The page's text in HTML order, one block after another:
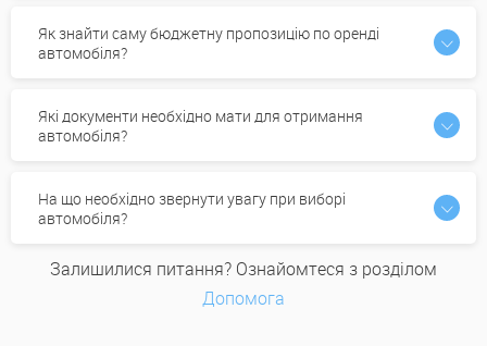
Як знайти саму бюджетну пропозицію по оренді
автомобіля?
Які документи необхідно мати для отримання
автомобіля?
На що необхідно звернути увагу при виборі
автомобіля?
Залишилися питання? Ознайомтеся з розділом
Допомога